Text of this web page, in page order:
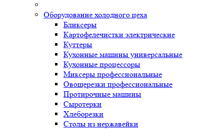
Оборудование холодного цеха
Бликсеры
Картофелечистки электрические
Куттеры
Кухонные машины универсальные
Кухонные процессоры
Миксеры профессиональные
Овощерезки профессиональные
Протирочные машины
Сыротерки
Хлеборезки
Столы из нержавейки